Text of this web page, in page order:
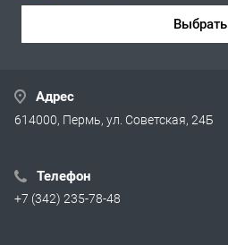
Выбрать
Адрес
614000, Пермь, ул. Советская, 24Б
Телефон
+7 (342) 235-78-48